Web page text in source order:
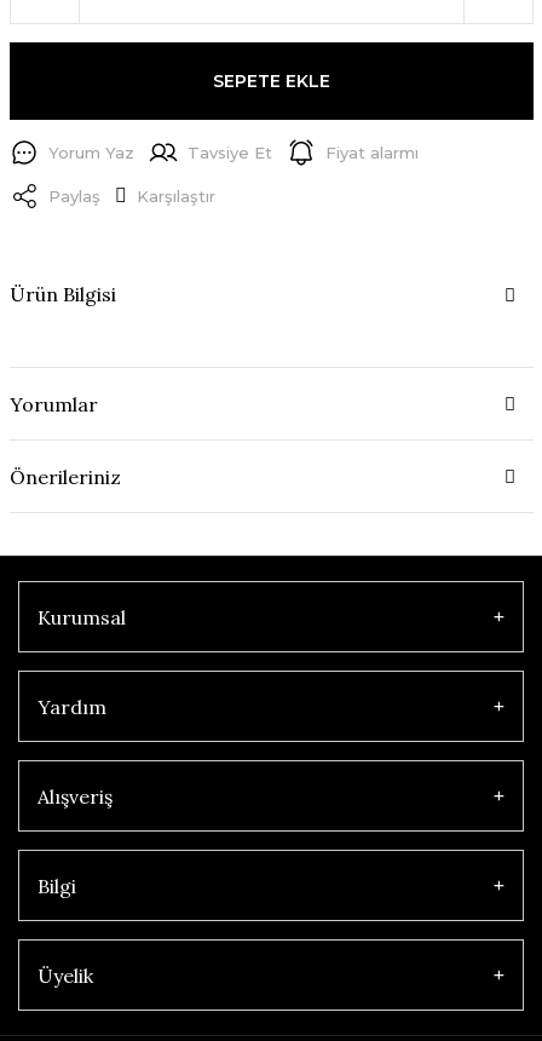
SEPETE EKLE
Yorum Yaz Tavsiye Et Fiyat alarmı
Paylaş Karşılaştır
Ürün Bilgisi
Yorumlar
Önerileriniz
Kurumsal
Yardım
Alışveriş
Bilgi
Üyelik